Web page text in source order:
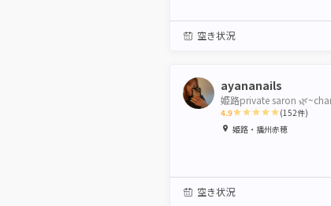
空き状況
ayananails
4.9
1 2 3 4 5
(152件)
姫路・播州赤穂
空き状況